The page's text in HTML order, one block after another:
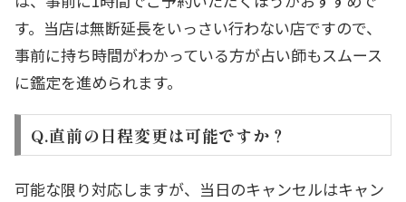
す。当店は無断延長をいっさい行わない店ですので、
事前に持ち時間がわかっている方が占い師もスムース
に鑑定を進められます。
Q.直前の日程変更は可能ですか？
可能な限り対応しますが、当日のキャンセルはキャン